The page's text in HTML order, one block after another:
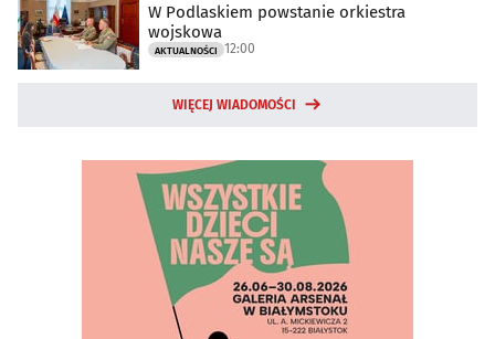
W Podlaskiem powstanie orkiestra
wojskowa
AKTUALNOŚCI 12:00
WIĘCEJ WIADOMOŚCI